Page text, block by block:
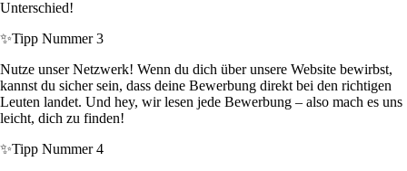
Unterschied!
✨Tipp Nummer 3
Nutze unser Netzwerk! Wenn du dich über unsere Website bewirbst,
kannst du sicher sein, dass deine Bewerbung direkt bei den richtigen
Leuten landet. Und hey, wir lesen jede Bewerbung – also mach es uns
leicht, dich zu finden!
✨Tipp Nummer 4